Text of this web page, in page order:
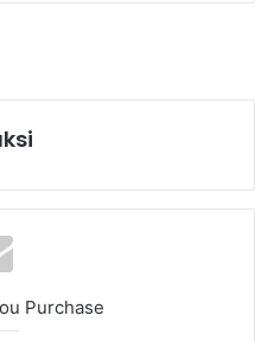
Purchase